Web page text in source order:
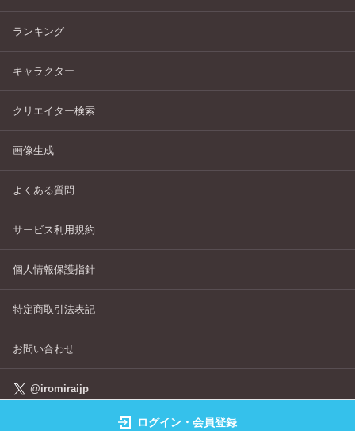
ランキング
キャラクター
クリエイター検索
画像生成
よくある質問
サービス利用規約
個人情報保護指針
特定商取引法表記
お問い合わせ
@iromiraijp
©IROMIRAI Cosplayers Archive All Right's Reserved.
ログイン・会員登録